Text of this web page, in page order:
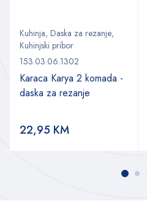
Kuhinja, Daska za rezanje,
Kuhinjski pribor
153.03.06.1302
Karaca Karya 2 komada -
daska za rezanje
22,95 KM